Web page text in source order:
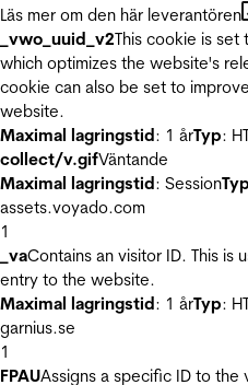
Läs mer om den här leverantören
_vwo_uuid_v2This cookie is
which optimizes the website's
cookie can also be set to
website.
Maximal lagringstid: 1 årTyp:
collect/v.gifVäntande
Maximal lagringstid: SessionTyp
assets.voyado.com
1
_vaContains an visitor ID. This
entry to the website.
Maximal lagringstid: 1 årTyp:
garnius.se
1
FPAUAssigns a specific ID to the